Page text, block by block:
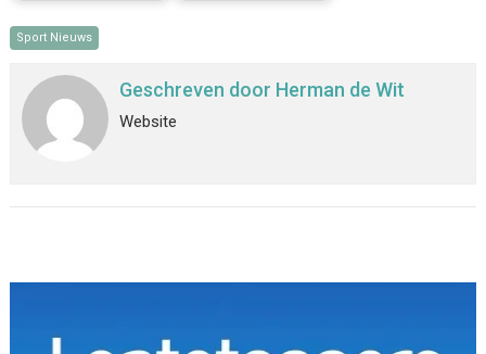
Sport Nieuws
Geschreven door Herman de Wit
Website